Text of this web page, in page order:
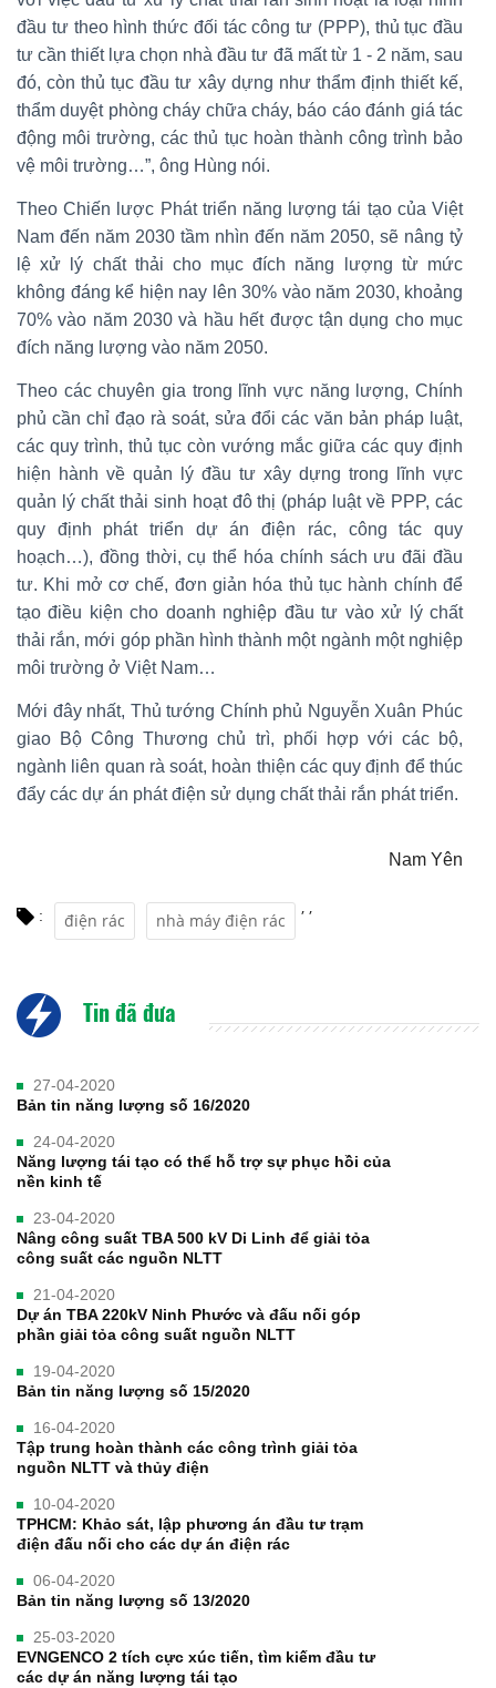
đầu tư theo hình thức đối tác công tư (PPP), thủ tục đầu
tư cần thiết lựa chọn nhà đầu tư đã mất từ 1 - 2 năm, sau
đó, còn thủ tục đầu tư xây dựng như thẩm định thiết kế,
thẩm duyệt phòng cháy chữa cháy, báo cáo đánh giá tác
động môi trường, các thủ tục hoàn thành công trình bảo
vệ môi trường…”, ông Hùng nói.
Theo Chiến lược Phát triển năng lượng tái tạo của Việt
Nam đến năm 2030 tầm nhìn đến năm 2050, sẽ nâng tỷ
lệ xử lý chất thải cho mục đích năng lượng từ mức
không đáng kể hiện nay lên 30% vào năm 2030, khoảng
70% vào năm 2030 và hầu hết được tận dụng cho mục
đích năng lượng vào năm 2050.
Theo các chuyên gia trong lĩnh vực năng lượng, Chính
phủ cần chỉ đạo rà soát, sửa đổi các văn bản pháp luật,
các quy trình, thủ tục còn vướng mắc giữa các quy định
hiện hành về quản lý đầu tư xây dựng trong lĩnh vực
quản lý chất thải sinh hoạt đô thị (pháp luật về PPP, các
quy định phát triển dự án điện rác, công tác quy
hoạch…), đồng thời, cụ thể hóa chính sách ưu đãi đầu
tư. Khi mở cơ chế, đơn giản hóa thủ tục hành chính để
tạo điều kiện cho doanh nghiệp đầu tư vào xử lý chất
thải rắn, mới góp phần hình thành một ngành một nghiệp
môi trường ở Việt Nam…
Mới đây nhất, Thủ tướng Chính phủ Nguyễn Xuân Phúc
giao Bộ Công Thương chủ trì, phối hợp với các bộ,
ngành liên quan rà soát, hoàn thiện các quy định để thúc
đẩy các dự án phát điện sử dụng chất thải rắn phát triển.
Nam Yên
: điện rác
,
nhà máy điện rác
,
Tin đã đưa
27-04-2020
Bản tin năng lượng số 16/2020
24-04-2020
Năng lượng tái tạo có thể hỗ trợ sự phục hồi của
nền kinh tế
23-04-2020
Nâng công suất TBA 500 kV Di Linh để giải tỏa
công suất các nguồn NLTT
21-04-2020
Dự án TBA 220kV Ninh Phước và đấu nối góp
phần giải tỏa công suất nguồn NLTT
19-04-2020
Bản tin năng lượng số 15/2020
16-04-2020
Tập trung hoàn thành các công trình giải tỏa
nguồn NLTT và thủy điện
10-04-2020
TPHCM: Khảo sát, lập phương án đầu tư trạm
điện đấu nối cho các dự án điện rác
06-04-2020
Bản tin năng lượng số 13/2020
25-03-2020
EVNGENCO 2 tích cực xúc tiến, tìm kiếm đầu tư
các dự án năng lượng tái tạo